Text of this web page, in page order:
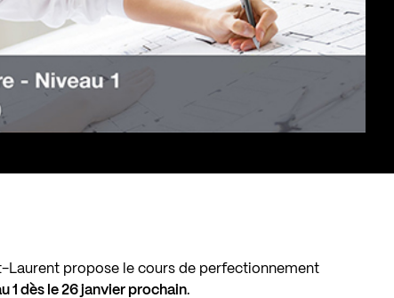
Laurent propose le cours de perfectionnement
1 dès le 26 janvier prochain.